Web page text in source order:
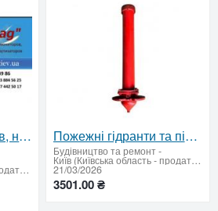
Ремонт компьютеров, ноутбуков, мфу, ибп, принтеров
Київ (Київська область - продати купити)
Пожежні гідранти та підставки — сертифіковане обладнання для надійного пожежогасіння
Будівництво та ремонт-
Київ (Київська область - продати купити)
21/03/2026
3501.00 ₴